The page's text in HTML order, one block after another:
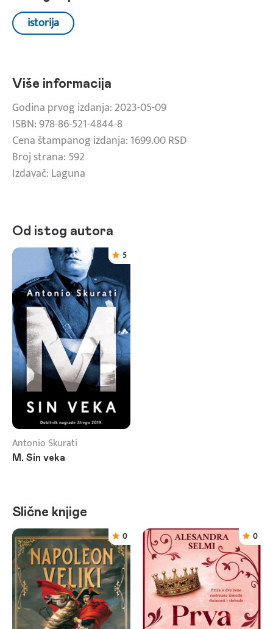
istorija
Više informacija
Godina prvog izdanja: 2023-05-09
ISBN: 978-86-521-4844-8
Cena štampanog izdanja: 1699.00 RSD
Broj strana: 592
Izdavač: Laguna
Od istog autora
5
Antonio Skurati
M. Sin veka
Slične knjige
0
0